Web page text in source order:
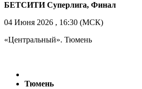
БЕТСИТИ Суперлига, Финал
04 Июня 2026 , 16:30 (МСК)
«Центральный». Тюмень
Тюмень